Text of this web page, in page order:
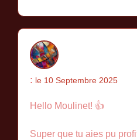
: le 10 Septembre 2025
Hello Moulinet! 👍
Super que tu aies pu